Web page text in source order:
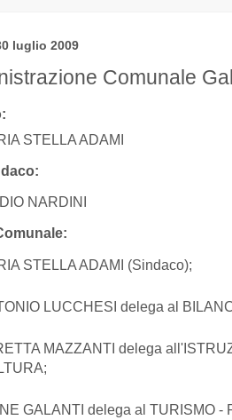
luglio 2009
Comunale
STELLA ADAMI
NARDINI
STELLA ADAMI (Sindaco);
LUCCHESI delega al
MAZZANTI delega
GALANTI delega al TURISMO -